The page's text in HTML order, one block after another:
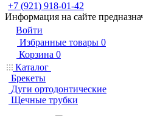
+7 (921) 918-01-42
Информация на сайте
Войти
Избранные товары 0
Корзина 0
Каталог
Брекеты
Дуги ортодонтические
Щечные трубки